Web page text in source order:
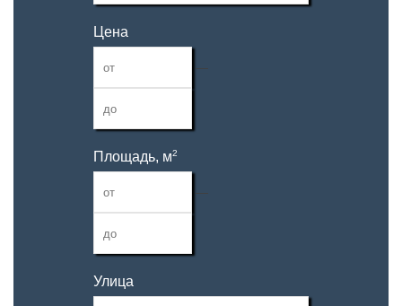
Цена
—
Площадь, м2
—
Улица